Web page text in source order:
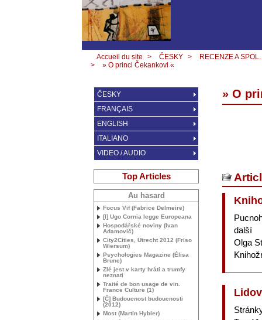
Accueil du site > ČESKY >
RECENZE A SPOL.
>
» O princi Čekankovi «
» O
další
Olga
ČESKY
FRANÇAIS
ENGLISH
ITALIANO
VIDEO / AUDIO
Top Articles
Au hasard
Focus Vif (Fabrice Delmeire)
[I] Ugo Cornia legge Europeana
Hospodářské noviny (Ivan
Adamovič)
City2Cities, Utrecht 2012 (Friso
Wiersum)
Psychologies Magazine (Élisa
Brune)
Zlé jest v karty hráti a trumfy
neznati
Traité de bon usage de vin.
France Culture (1)
[Č] Budoucnost budoucnosti
(2012)
Most (Martin Hybler)